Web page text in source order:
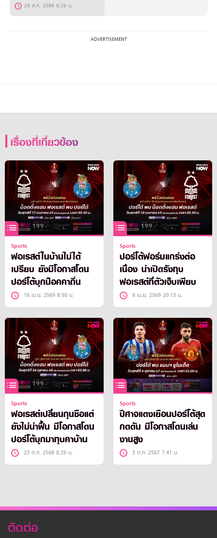
29 ส.ค. 2566 9:29 น.
เรื่องที่เกี่ยวข้อง
Sports
ฟอเรสต์ในบ้านไม่ได้
เปรียบ ยังมีโอกาสโดน
ปอร์โต้บุกน็อคคาถิ่น
16 เม.ย. 2569 8:50 น.
Sports
ปอร์โต้ฟอร์มแกร่งต่อ
เนื่อง น่าเปิดรังทุบ
ฟอเรสต์ที่ตัวเจ็บเพียบ
8 เม.ย. 2569 20:13 น.
Sports
ฟอเรสต์เปลี่ยนกุนซือแต่
ยังไม่น่าฟื้น มีโอกาสโดน
ปอร์โต้บุกมาทุบคาบ้าน
23 ต.ค. 2568 0:29 น.
Sports
ปีศาจแดงเยือนปอร์โต้สุด
กดดัน มีโอกาสโดนเล่น
งานสูง
3 ต.ค. 2567 7:41 น.
ติดต่อ